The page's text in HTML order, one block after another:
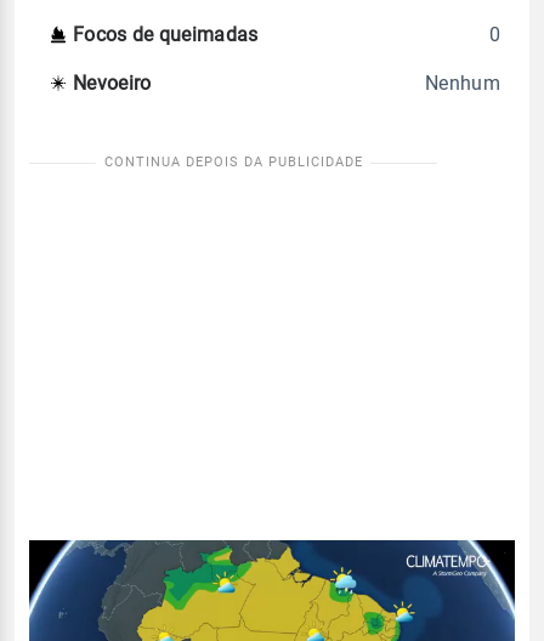
Focos de queimadas 0
Nevoeiro Nenhum